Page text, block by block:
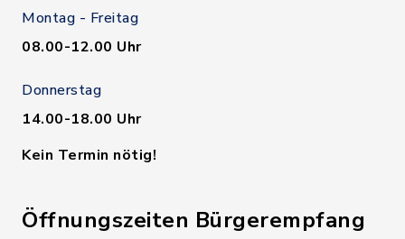
Montag - Freitag
08.00-12.00 Uhr
Donnerstag
14.00-18.00 Uhr
Kein Termin nötig!
Öffnungszeiten Bürgerempfang